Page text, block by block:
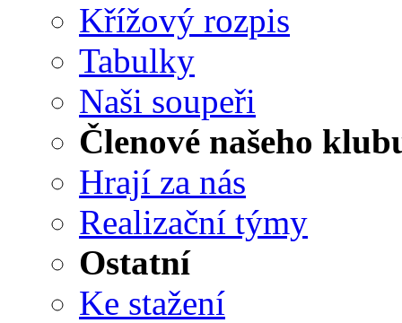
Křížový rozpis
Tabulky
Naši soupeři
Členové našeho
Hrají za nás
Realizační týmy
Ostatní
Ke stažení